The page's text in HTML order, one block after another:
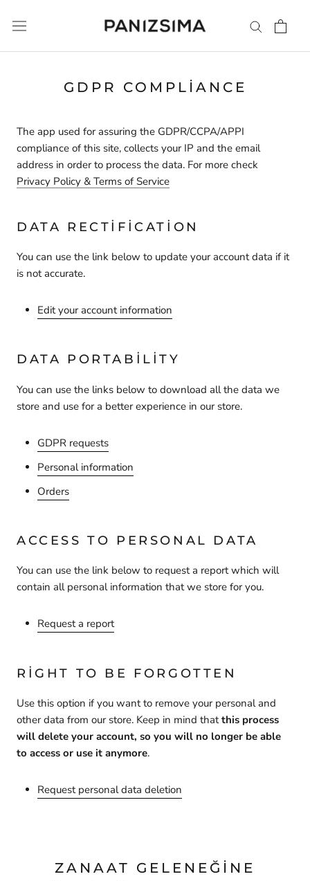
atla
GDPR COMPLIANCE
The app used for assuring the GDPR/CCPA/APPI
compliance of this site, collects your IP and the email
address in order to process the data. For more check
Privacy Policy & Terms of Service
DATA RECTIFICATION
You can use the link below to update your account data if it
is not accurate.
Edit your account information
DATA PORTABILITY
You can use the links below to download all the data we
store and use for a better experience in our store.
GDPR requests
Personal information
Orders
ACCESS TO PERSONAL DATA
You can use the link below to request a report which will
contain all personal information that we store for you.
Request a report
RIGHT TO BE FORGOTTEN
Use this option if you want to remove your personal and
other data from our store. Keep in mind thatthis process
will delete your account, so you will no longer be able
to access or use it anymore.
Request personal data deletion
ZANAAT GELENEĞINE